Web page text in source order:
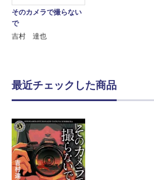
そのカメラで撮らない
で
吉村 達也
最近チェックした商品